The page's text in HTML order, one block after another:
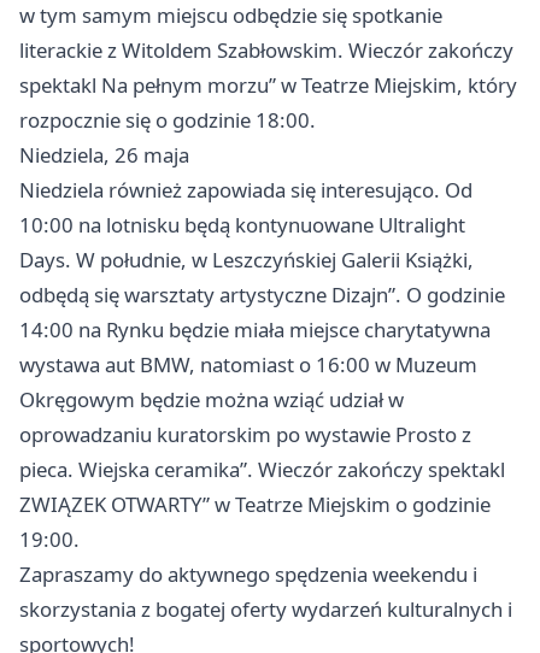
w tym samym miejscu odbędzie się spotkanie
literackie z Witoldem Szabłowskim. Wieczór zakończy
spektakl Na pełnym morzu” w Teatrze Miejskim, który
rozpocznie się o godzinie 18:00.
Niedziela, 26 maja
Niedziela również zapowiada się interesująco. Od
10:00 na lotnisku będą kontynuowane Ultralight
Days. W południe, w Leszczyńskiej Galerii Książki,
odbędą się warsztaty artystyczne Dizajn”. O godzinie
14:00 na Rynku będzie miała miejsce charytatywna
wystawa aut BMW, natomiast o 16:00 w Muzeum
Okręgowym będzie można wziąć udział w
oprowadzaniu kuratorskim po wystawie Prosto z
pieca. Wiejska ceramika”. Wieczór zakończy spektakl
ZWIĄZEK OTWARTY” w Teatrze Miejskim o godzinie
19:00.
Zapraszamy do aktywnego spędzenia weekendu i
skorzystania z bogatej oferty wydarzeń kulturalnych i
sportowych!